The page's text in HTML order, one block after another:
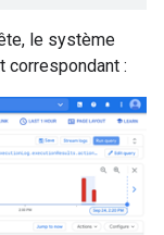
le système
correspondant :